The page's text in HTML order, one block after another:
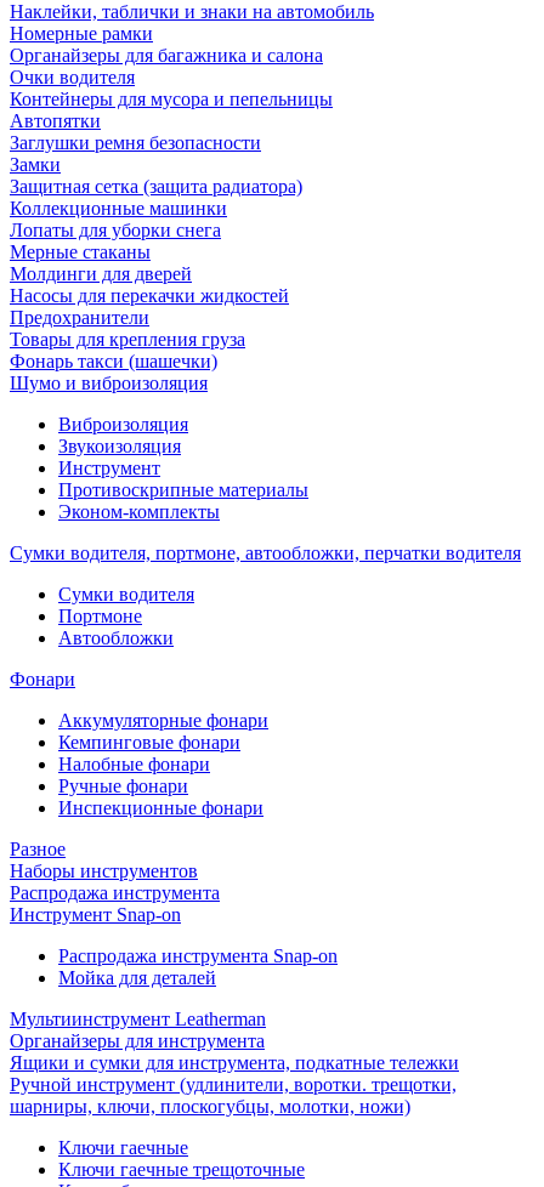
Наклейки, таблички и знаки на автомобиль
Номерные рамки
Органайзеры для багажника и салона
Очки водителя
Контейнеры для мусора и пепельницы
Автопятки
Заглушки ремня безопасности
Замки
Защитная сетка (защита радиатора)
Коллекционные машинки
Лопаты для уборки снега
Мерные стаканы
Молдинги для дверей
Насосы для перекачки жидкостей
Предохранители
Товары для крепления груза
Фонарь такси (шашечки)
Шумо и виброизоляция
Виброизоляция
Звукоизоляция
Инструмент
Противоскрипные материалы
Эконом-комплекты
Сумки водителя, портмоне, автообложки, перчатки водителя
Cумки водителя
Портмоне
Автообложки
Фонари
Аккумуляторные фонари
Кемпинговые фонари
Налобные фонари
Ручные фонари
Инспекционные фонари
Разное
Наборы инструментов
Распродажа инструмента
Инструмент Snap-on
Распродажа инструмента Snap-on
Мойка для деталей
Мультиинструмент Leatherman
Органайзеры для инструмента
Ящики и сумки для инструмента, подкатные тележки
Ручной инструмент (удлинители, воротки. трещотки,
шарниры, ключи, плоскогубцы, молотки, ножи)
Ключи гаечные
Ключи гаечные трещоточные